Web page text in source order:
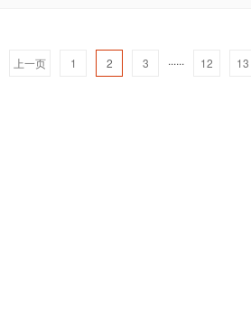
上一页 1 2 3 ...... 12 13